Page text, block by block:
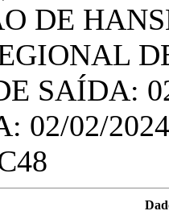
DE
SAÍDA:
02/02/